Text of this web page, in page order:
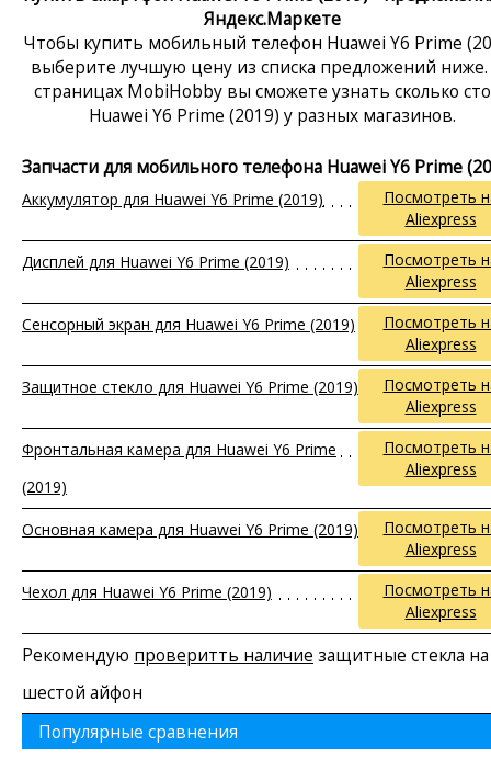
Яндекс.Маркете
Чтобы купить мобильный телефон Huawei Y6 Prime
выберите лучшую цену из списка предложений
страницах MobiHobby вы сможете узнать сколько
Huawei Y6 Prime (2019) у разных магазинов.
Запчасти для мобильного телефона Huawei Y6 Prime
Аккумулятор для Huawei Y6 Prime (2019)
Посмотреть
Aliexpress
Дисплей для Huawei Y6 Prime (2019)
Посмотреть
Aliexpress
Сенсорный экран для Huawei Y6 Prime (2019)
Посмотреть
Aliexpress
Защитное стекло для Huawei Y6 Prime (2019)
Посмотреть
Aliexpress
Фронтальная камера для Huawei Y6 Prime
(2019)
Посмотреть
Aliexpress
Основная камера для Huawei Y6 Prime (2019)
Посмотреть
Aliexpress
Чехол для Huawei Y6 Prime (2019)
Посмотреть
Aliexpress
Рекомендую проверитть наличие защитные стекла на
шестой айфон
Популярные сравнения